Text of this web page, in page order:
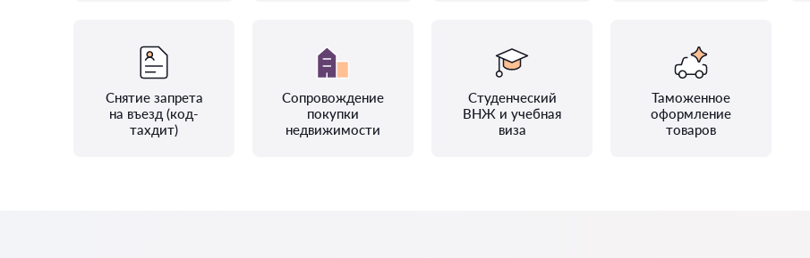
Снятие запрета
на въезд (код-
тахдит)
Сопровождение
покупки
недвижимости
Студенческий
ВНЖ и учебная
виза
Таможенное
оформление
товаров